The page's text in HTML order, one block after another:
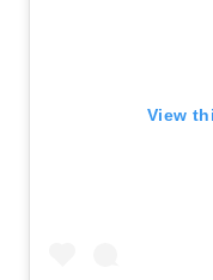
View